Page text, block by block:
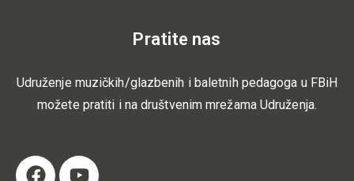
Pratite nas
Udruženje muzičkih/glazbenih i baletnih pedagoga u FBiH
možete pratiti i na društvenim mrežama Udruženja.